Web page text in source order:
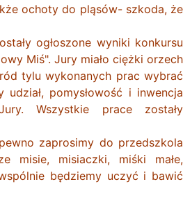
ochoty do pląsów- szkoda, że
ogłoszone wyniki konkursu
Miś". Jury miało ciężki orzech
tylu wykonanych prac wybrać
udział, pomysłowość i inwencja
Wszystkie prace zostały
zaprosimy do przedszkola
misie, misiaczki, miśki małe,
będziemy uczyć i bawić